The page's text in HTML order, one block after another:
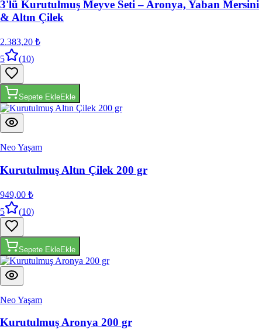
3'lü Kurutulmuş Meyve Seti – Aronya, Yaban Mersini
& Altın Çilek
2.383,20 ₺
5
(10)
Sepete EkleEkle
Neo Yaşam
Kurutulmuş Altın Çilek 200 gr
949,00 ₺
5
(10)
Sepete EkleEkle
Neo Yaşam
Kurutulmuş Aronya 200 gr